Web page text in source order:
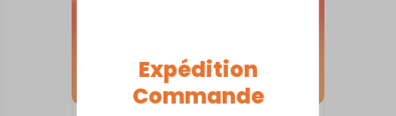
Expédition
Commande